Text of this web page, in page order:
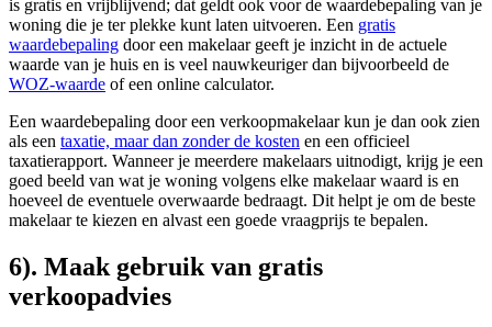
is gratis en vrijblijvend; dat geldt ook voor de waardebepaling van je
woning die je ter plekke kunt laten uitvoeren. Een gratis
waardebepaling door een makelaar geeft je inzicht in de actuele
waarde van je huis en is veel nauwkeuriger dan bijvoorbeeld de
WOZ-waarde of een online calculator.
Een waardebepaling door een verkoopmakelaar kun je dan ook zien
als een taxatie, maar dan zonder de kosten en een officieel
taxatierapport. Wanneer je meerdere makelaars uitnodigt, krijg je een
goed beeld van wat je woning volgens elke makelaar waard is en
hoeveel de eventuele overwaarde bedraagt. Dit helpt je om de beste
makelaar te kiezen en alvast een goede vraagprijs te bepalen.
6). Maak gebruik van gratis
verkoopadvies